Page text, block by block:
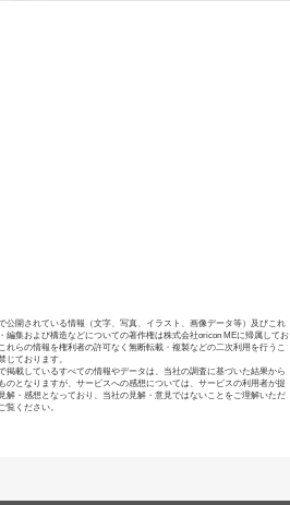
公開されている情報（文字、写真、イラスト、画像データ等）及びこれ
編集および構造などについての著作権は株式会社oricon MEに帰属してお
れらの情報を権利者の許可なく無断転載・複製などの二次利用を行うこ
じております。
掲載しているすべての情報やデータは、当社の調査に基づいた結果から
のとなりますが、サービスへの感想については、サービスの利用者が提
解・感想となっており、当社の見解・意見ではないことをご理解いただ
覧ください。